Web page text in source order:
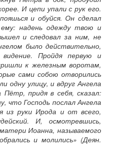
И цепи упали с рук его.
и обуйся. Он сделал
надень одежду твою и
и следовал за ним, не
было действительно,
Пройдя первую и
к железным воротам,
сами собою отворились
одну улицу, и вдруг Ангела
придя в себя, сказал:
что Господь послал Ангела
из руки Ирода и от всего,
И, осмотревшись,
Иоанна, называемого
и молились» (Деян.